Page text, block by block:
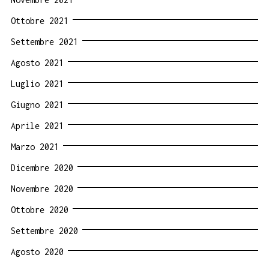
Ottobre 2021
Settembre 2021
Agosto 2021
Luglio 2021
Giugno 2021
Aprile 2021
Marzo 2021
Dicembre 2020
Novembre 2020
Ottobre 2020
Settembre 2020
Agosto 2020